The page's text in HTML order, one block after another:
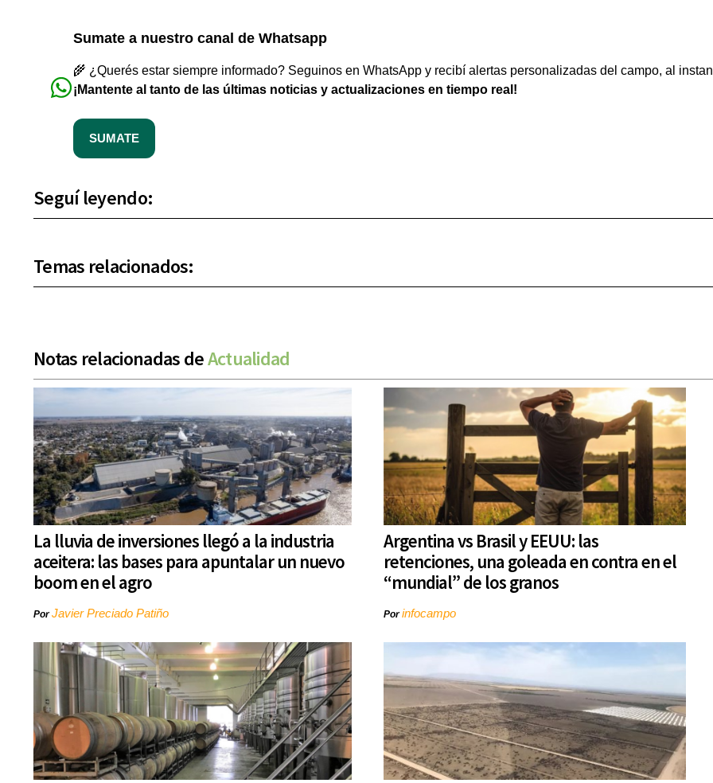
Sumate a nuestro canal de Whatsapp
🌾 ¿Querés estar siempre informado? Seguinos en WhatsApp y recibí alertas personalizadas del campo, al
¡Mantente al tanto de las últimas noticias y actualizaciones en tiempo real!
SUMATE
Seguí leyendo:
Temas relacionados:
Notas relacionadas deActualidad
La lluvia de inversiones llegó a la industria
aceitera: las bases para apuntalar un nuevo
boom en el agro
PorJavier Preciado Patiño
Argentina vs Brasil y EEUU: las
retenciones, una goleada en contra en el
“mundial” de los granos
Porinfocampo